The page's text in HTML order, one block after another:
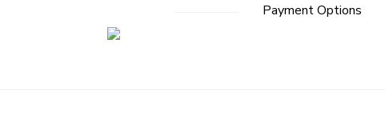
Payment Options